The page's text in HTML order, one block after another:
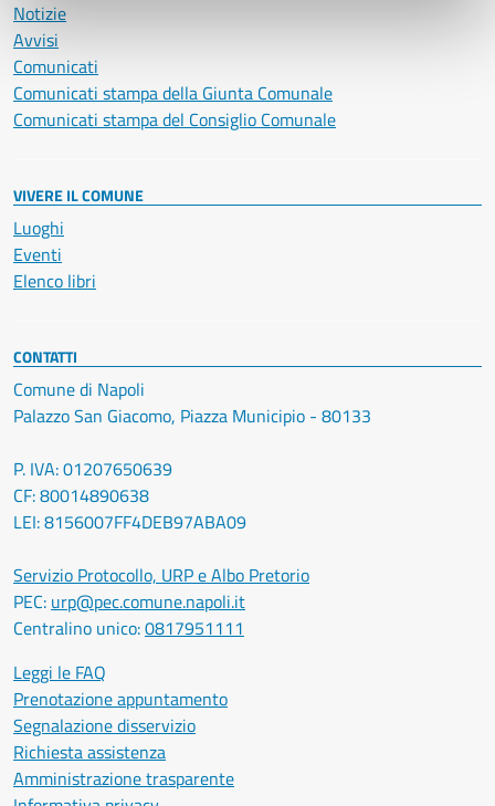
Notizie
Avvisi
Comunicati
Comunicati stampa della Giunta Comunale
Comunicati stampa del Consiglio Comunale
VIVERE IL COMUNE
Luoghi
Eventi
Elenco libri
CONTATTI
Comune di Napoli
Palazzo San Giacomo, Piazza Municipio - 80133
P. IVA: 01207650639
CF: 80014890638
LEI: 8156007FF4DEB97ABA09
Servizio Protocollo, URP e Albo Pretorio
PEC: urp@pec.comune.napoli.it
Centralino unico:0817951111
Leggi le FAQ
Prenotazione appuntamento
Segnalazione disservizio
Richiesta assistenza
Amministrazione trasparente